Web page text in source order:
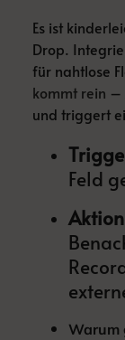
Es ist
Drop.
für nahtlose
kommt rein –
und triggert
Feld
Warum